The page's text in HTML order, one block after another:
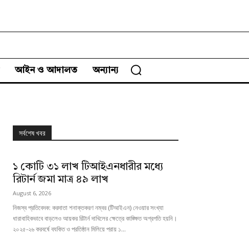
আইন ও আদালত অন্যান্য
সর্বশেষ খবর
১ কোটি ৩১ লাখ টিআইএনধারীর মধ্যে
রিটার্ন জমা মাত্র ৪৯ লাখ
August 6, 2026
নিজস্ব প্রতিবেদক: করদাতা শনাক্তকরণ নম্বর (টিআইএন) নেওয়ার সংখ্যা
ধারাবাহিকভাবে বাড়লেও আয়কর রিটার্ন দাখিলের ক্ষেত্রে কাঙ্ক্ষিত অগ্রগতি হয়নি।
২০২৫-২৬ করবর্ষে ব্যক্তি ও প্রতিষ্ঠান মিলিয়ে প্রায় ১...